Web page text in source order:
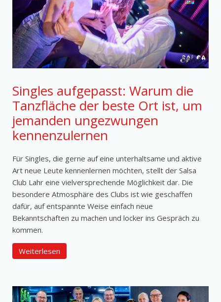
Singles aufgepasst: Warum die
Tanzfläche der beste Ort ist, um
jemanden ungezwungen
kennenzulernen
Für Singles, die gerne auf eine unterhaltsame und aktive
Art neue Leute kennenlernen möchten, stellt der Salsa
Club Lahr eine vielversprechende Möglichkeit dar. Die
besondere Atmosphäre des Clubs ist wie geschaffen
dafür, auf entspannte Weise einfach neue
Bekanntschaften zu machen und locker ins Gespräch zu
kommen.
Weiterlesen